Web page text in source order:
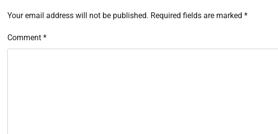
Your email address will not be published. Required fields are marked *
Comment *